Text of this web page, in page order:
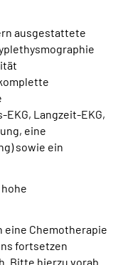
ausgestattete
Langzeit-EKG,
eine
sowie ein
eine Chemotherapie
fortsetzen
Bitte hierzu vorab